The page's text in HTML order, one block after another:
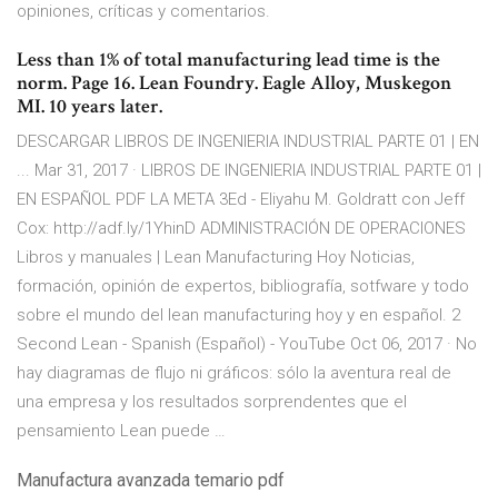
opiniones, críticas y comentarios.
Less than 1% of total manufacturing lead time is the
norm. Page 16. Lean Foundry. Eagle Alloy, Muskegon
MI. 10 years later.
DESCARGAR LIBROS DE INGENIERIA INDUSTRIAL PARTE 01 | EN
... Mar 31, 2017 · LIBROS DE INGENIERIA INDUSTRIAL PARTE 01 |
EN ESPAÑOL PDF LA META 3Ed - Eliyahu M. Goldratt con Jeff
Cox: http://adf.ly/1YhinD ADMINISTRACIÓN DE OPERACIONES
Libros y manuales | Lean Manufacturing Hoy Noticias,
formación, opinión de expertos, bibliografía, sotfware y todo
sobre el mundo del lean manufacturing hoy y en español. 2
Second Lean - Spanish (Español) - YouTube Oct 06, 2017 · No
hay diagramas de flujo ni gráficos: sólo la aventura real de
una empresa y los resultados sorprendentes que el
pensamiento Lean puede …
Manufactura avanzada temario pdf